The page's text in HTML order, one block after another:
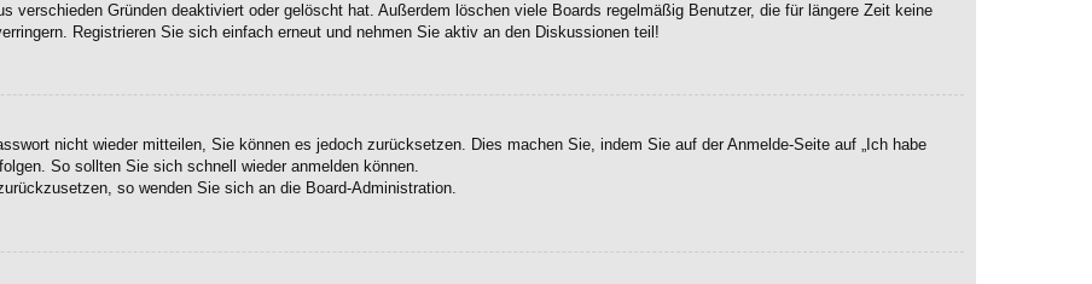
verschieden Gründen deaktiviert oder gelöscht hat. Außerdem löschen viele Boards regelmäßig Benutzer, die für längere Zeit keine
Registrieren Sie sich einfach erneut und nehmen Sie aktiv an den Diskussionen teil!
nicht wieder mitteilen, Sie können es jedoch zurücksetzen. Dies machen Sie, indem Sie auf der Anmelde-Seite auf „Ich habe
So sollten Sie sich schnell wieder anmelden können.
so wenden Sie sich an die Board-Administration.